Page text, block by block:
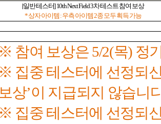
[일반 테스터] 10th Next Field 3차 테스트 참여 보상
*상자 아이템 :우측 아이템2종 모두 획득 가능
※ 참여 보상은 5/2(목) 정
※ 집중 테스터에 선정되
보상’이 지급되지 않습니
※ 집중 테스터에 선정되